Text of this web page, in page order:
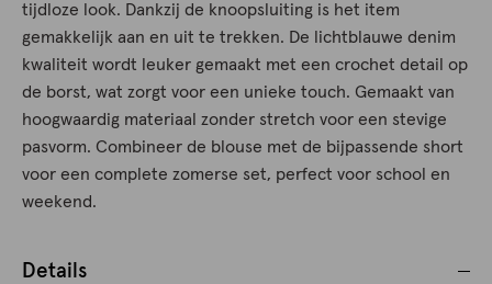
tijdloze look. Dankzij de knoopsluiting is het item
gemakkelijk aan en uit te trekken. De lichtblauwe denim
kwaliteit wordt leuker gemaakt met een crochet detail op
de borst, wat zorgt voor een unieke touch. Gemaakt van
hoogwaardig materiaal zonder stretch voor een stevige
pasvorm. Combineer de blouse met de bijpassende short
voor een complete zomerse set, perfect voor school en
weekend.
Details